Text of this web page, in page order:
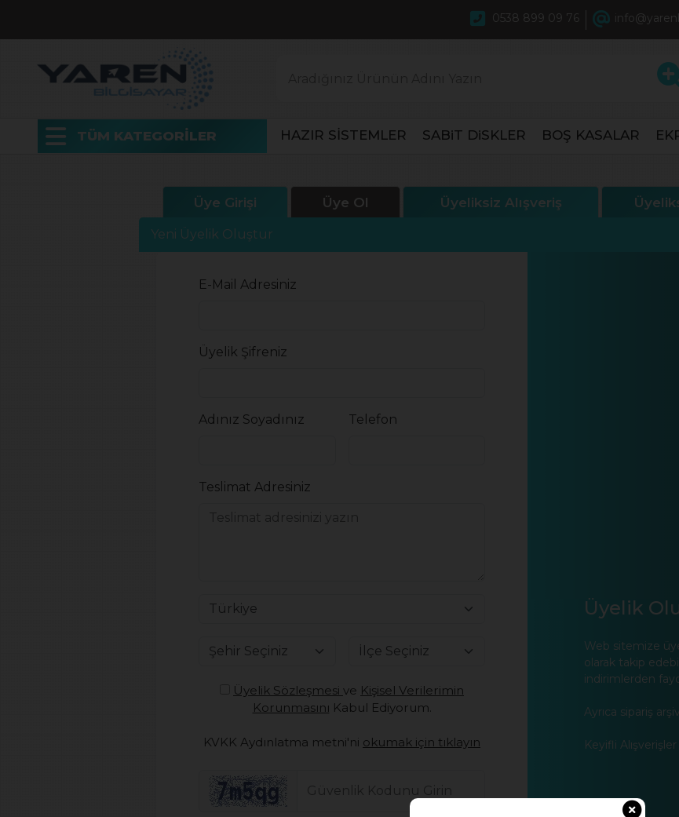
0538 899 09 76
TÜM KATEGORİLER HAZIR SİSTEMLER SABiT DiSKLER BOŞ KASALAR
Üye Girişi Üye Ol Üyeliksiz Alışveriş
Yeni Üyelik Oluştur
E-Mail Adresiniz
Üyelik Şifreniz
Adınız Soyadınız Telefon
Teslimat Adresiniz
Üyelik Sözleşmesi ve Kişisel Verilerimin
Korunmasını Kabul Ediyorum.
KVKK Aydınlatma metni'ni okumak için tıklayın
Üyelik
Web sitemize
olarak takip
indirimlerden
Ayrıca sipariş
Keyifli